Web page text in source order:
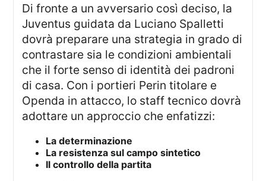
Di fronte a un avversario così deciso, la
Juventus guidata da Luciano Spalletti
dovrà preparare una strategia in grado di
contrastare sia le condizioni ambientali
che il forte senso di identità dei padroni
di casa. Con i portieri Perin titolare e
Openda in attacco, lo staff tecnico dovrà
adottare un approccio che enfatizzi:
La determinazione
La resistenza sul campo sintetico
Il controllo della partita